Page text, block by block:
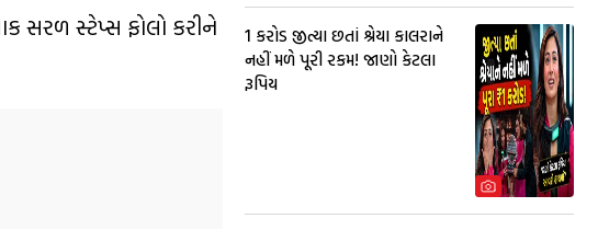
સરળ સ્ટેપ્સ ફોલો કરીને
₹1 કરોડ જીત્યા છતાં શ્રેયા કાલરાને
નહીં મળે પૂરી રકમ! જાણો કેટલા
રૂપિય